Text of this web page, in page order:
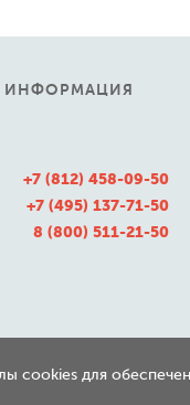
ИНФОРМАЦИЯ
+7 (812) 458-09-50
+7 (495) 137-71-50
8 (800) 511-21-50
cookies для